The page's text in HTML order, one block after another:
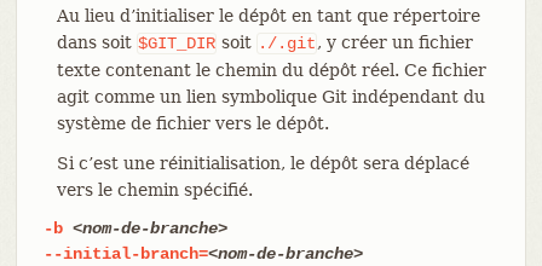
Au lieu d’initialiser le dépôt en tant que répertoire
dans soit $GIT_DIR soit ./.git, y créer un fichier
texte contenant le chemin du dépôt réel. Ce fichier
agit comme un lien symbolique Git indépendant du
système de fichier vers le dépôt.
Si c’est une réinitialisation, le dépôt sera déplacé
vers le chemin spécifié.
-b <nom-de-branche>
--initial-branch=<nom-de-branche>